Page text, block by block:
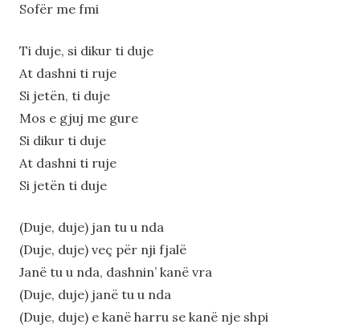
Sofër me fmi
Ti duje, si dikur ti duje
At dashni ti ruje
Si jetën, ti duje
Mos e gjuj me gure
Si dikur ti duje
At dashni ti ruje
Si jеtën ti duje
(Duje, duje) jan tu u nda
(Dujе, duje) veç për nji fjalë
Janë tu u nda, dashnin’ kanë vra
(Duje, duje) janë tu u nda
(Duje, duje) e kanë harru se kanë nje shpi